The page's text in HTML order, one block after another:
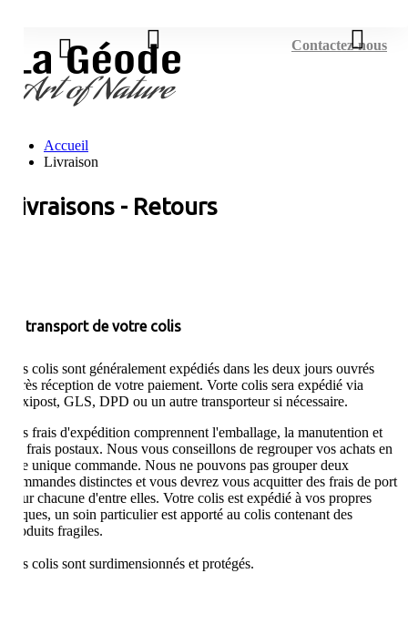
Contactez-nous
Accueil
Livraison
Livraisons - Retours
Le transport de votre colis
Les colis sont généralement expédiés dans les deux jours ouvrés
après réception de votre paiement. Vorte colis sera expédié via
Taxipost, GLS, DPD ou un autre transporteur si nécessaire.
Les frais d'expédition comprennent l'emballage, la manutention et
les frais postaux. Nous vous conseillons de regrouper vos achats en
une unique commande. Nous ne pouvons pas grouper deux
commandes distinctes et vous devrez vous acquitter des frais de port
pour chacune d'entre elles. Votre colis est expédié à vos propres
risques, un soin particulier est apporté au colis contenant des
produits fragiles.
Les colis sont surdimensionnés et protégés.